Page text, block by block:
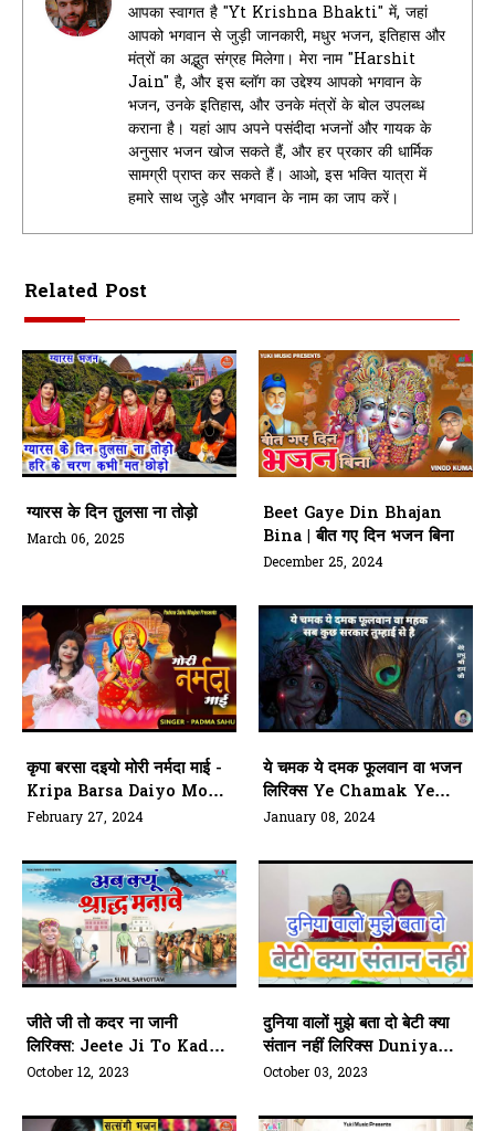
आपका स्वागत है "Yt Krishna Bhakti" में, जहां
आपको भगवान से जुड़ी जानकारी, मधुर भजन, इतिहास और
मंत्रों का अद्भुत संग्रह मिलेगा। मेरा नाम "Harshit
Jain" है, और इस ब्लॉग का उद्देश्य आपको भगवान के
भजन, उनके इतिहास, और उनके मंत्रों के बोल उपलब्ध
कराना है। यहां आप अपने पसंदीदा भजनों और गायक के
अनुसार भजन खोज सकते हैं, और हर प्रकार की धार्मिक
सामग्री प्राप्त कर सकते हैं। आओ, इस भक्ति यात्रा में
हमारे साथ जुड़े और भगवान के नाम का जाप करें।
Related Post
ग्यारस के दिन तुलसा ना तोड़ो
March 06, 2025
Beet Gaye Din Bhajan
Bina | बीत गए दिन भजन बिना
December 25, 2024
कृपा बरसा दइयो मोरी नर्मदा माई -
Kripa Barsa Daiyo Mori
Narmada Mai
February 27, 2024
ये चमक ये दमक फूलवान वा भजन
लिरिक्स Ye Chamak Ye
Dmak Phoolvaan Vaa
January 08, 2024
जीते जी तो कदर ना जानी
लिरिक्स: Jeete Ji To Kadar
Naa Jaani Lyrics
October 12, 2023
दुनिया वालों मुझे बता दो बेटी क्या
संतान नहीं लिरिक्स Duniya
Walo Mujhe Bata Do
Lyrics
October 03, 2023